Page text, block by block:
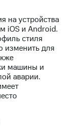
на устройства
iOS и Android.
стиля
изменить для
машины и
аварии.